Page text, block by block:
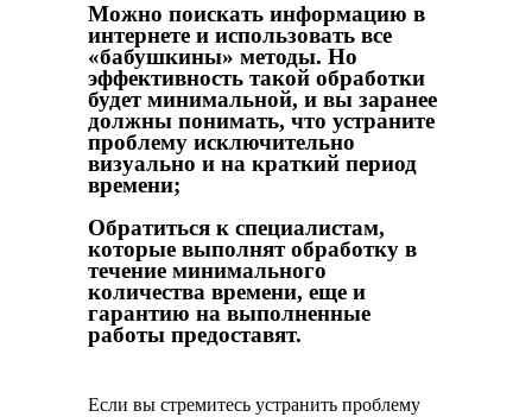
Можно поискать информацию в
интернете и использовать все
«бабушкины» методы. Но
эффективность такой обработки
будет минимальной, и вы заранее
должны понимать, что устраните
проблему исключительно
визуально и на краткий период
времени;
Обратиться к специалистам,
которые выполнят обработку в
течение минимального
количества времени, еще и
гарантию на выполненные
работы предоставят.
Если вы стремитесь устранить проблему